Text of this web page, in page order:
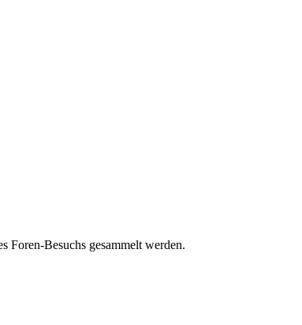
Foren-Besuchs gesammelt werden.